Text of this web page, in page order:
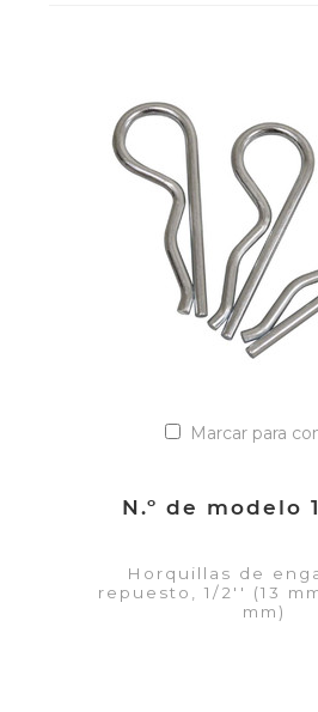
Marcar para
N.º de modelo
Horquillas de
repuesto, 1/2'' (13
mm)